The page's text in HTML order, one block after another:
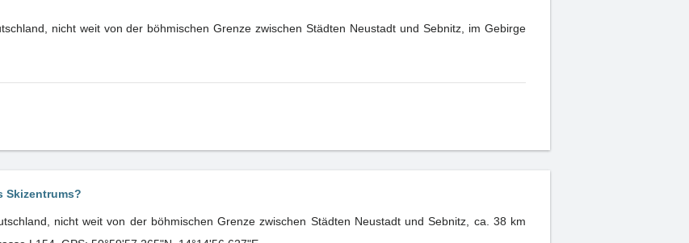
Grenze zwischen Städten Neustadt und Sebnitz, im Gebirge
Skizentrums?
nicht weit von der böhmischen Grenze zwischen Städten Neustadt und Sebnitz, ca. 38 km